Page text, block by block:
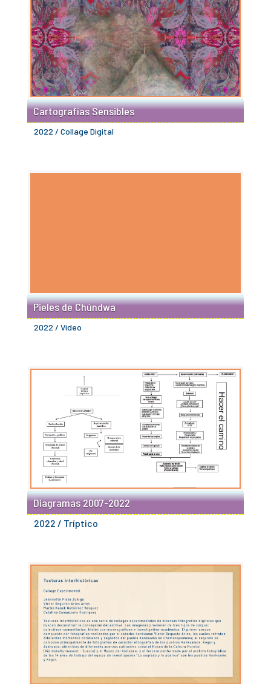
Cartografías Sensibles
2022 / Collage Digital
Pieles de Chúndwa
2022 / Video
Diagramas 2007-2022
2022 / Tríptico